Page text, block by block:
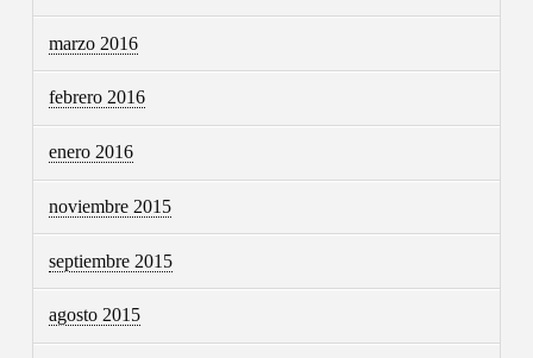
marzo 2016
febrero 2016
enero 2016
noviembre 2015
septiembre 2015
agosto 2015